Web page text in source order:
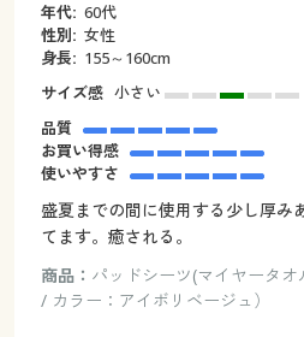
年代: 60代
性別: 女性
身長: 155～160cm
サイズ感 小さい
品質
お買い得感
使いやすさ
盛夏までの間に使用する少し厚み
てます。癒される。
商品： パッドシーツ(マイヤータ
/ カラー：アイボリベージュ）